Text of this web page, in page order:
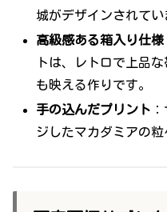
城がデザインされてい
高級感ある箱入り仕様
トは、レトロで上品
も映える作りです。
手の込んだプリント
ジしたマカダミアの粒